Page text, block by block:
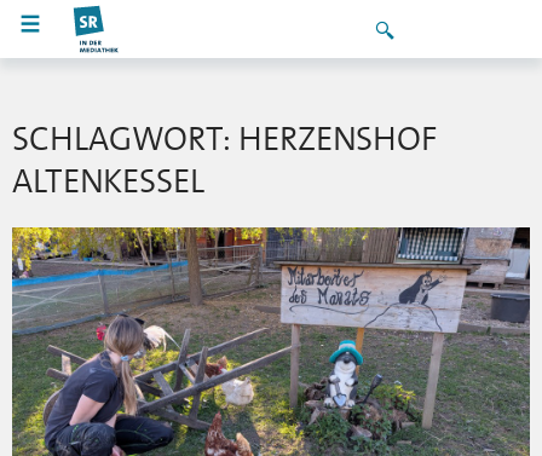
SCHLAGWORT: HERZENSHOF
ALTENKESSEL